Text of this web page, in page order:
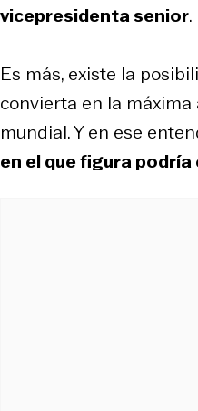
vicepresidenta senior.
Es más, existe la
convierta en la
mundial. Y en ese
en el que figura